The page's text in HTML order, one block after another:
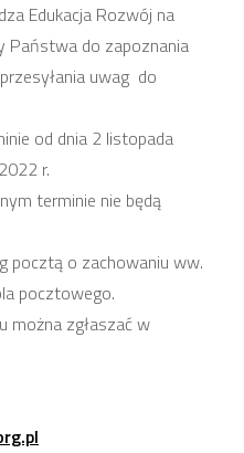
Edukacja Rozwój na
do zapoznania
uwag do
od dnia 2 listopada
r.
terminie nie będą
pocztą o zachowaniu ww.
pocztowego.
można zgłaszać w